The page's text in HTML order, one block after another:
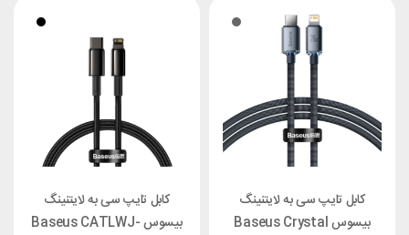
کابل تایپ سی به لایتنینگ
بیسوس Baseus Crystal
کابل تایپ سی به لایتنینگ
بیسوس Baseus CATLWJ-